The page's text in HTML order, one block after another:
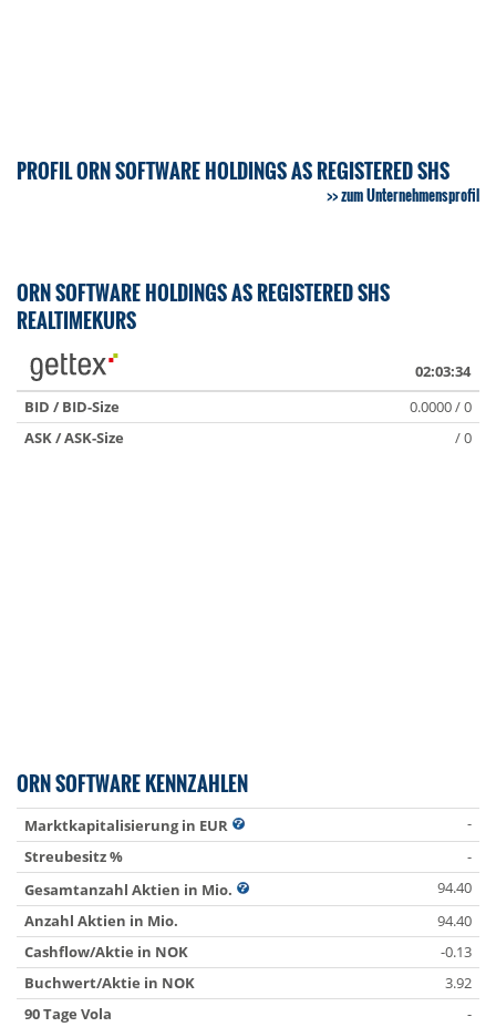
PROFIL ORN SOFTWARE HOLDINGS AS REGISTERED SHS
zum Unternehmensprofil
ORN SOFTWARE HOLDINGS AS REGISTERED SHS
REALTIMEKURS
02:03:34
BID / BID-Size
0.0000 / 0
ASK / ASK-Size
/ 0
ORN SOFTWARE KENNZAHLEN
Marktkapitalisierung in EUR
-
Streubesitz %
-
Gesamtanzahl Aktien in Mio.
94.40
Anzahl Aktien in Mio.
94.40
Cashflow/Aktie in NOK
-0.13
Buchwert/Aktie in NOK
3.92
90 Tage Vola
-